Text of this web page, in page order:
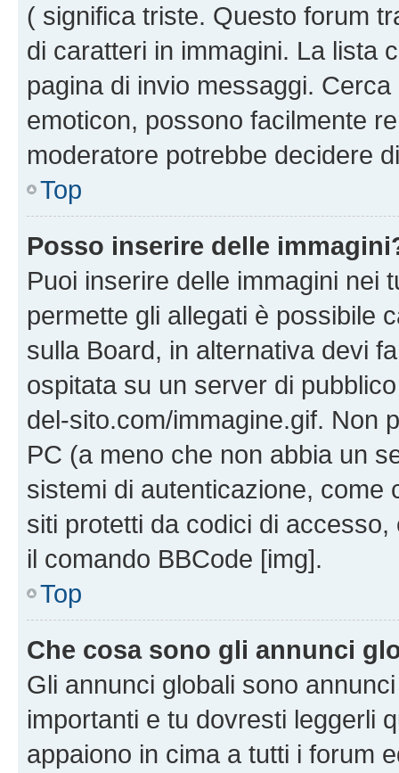
( significa triste. Questo forum
di caratteri in immagini. La lista
pagina di invio messaggi.
emoticon, possono facilmente
moderatore potrebbe decidere
Top
Posso inserire delle
Puoi inserire delle immagini nei
permette gli allegati è possibile
sulla Board, in alternativa devi
ospitata su un server di
del-sito.com/immagine.gif. Non
PC (a meno che non abbia un
sistemi di autenticazione, come
siti protetti da codici di
il comando BBCode [img].
Top
Che cosa sono gli annunci
Gli annunci globali sono
importanti e tu dovresti leggerli
appaiono in cima a tutti i forum